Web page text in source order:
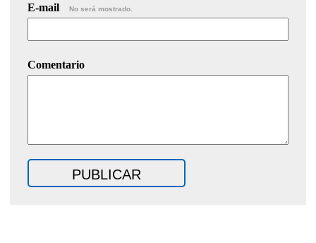
E-mail No será mostrado.
Comentario